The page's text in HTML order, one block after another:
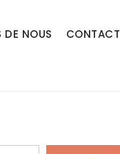
DE NOUS CONTACT